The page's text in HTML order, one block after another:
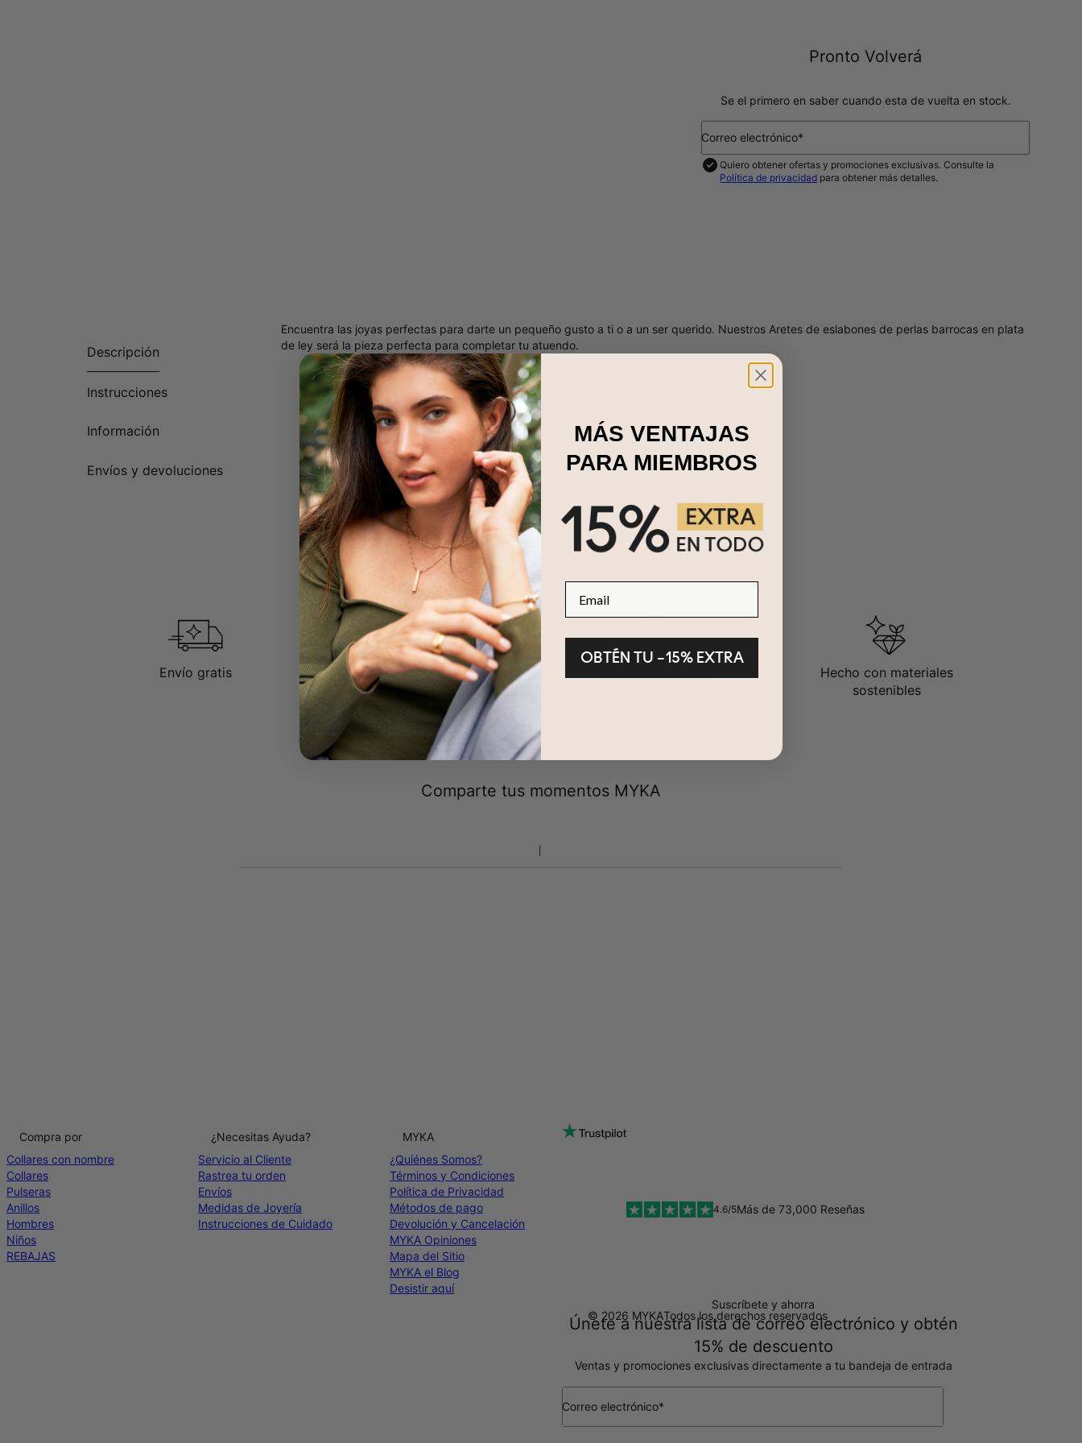
Pronto Volverá
Se el primero en saber cuando esta de vuelta en stock.
Correo electrónico*
Quiero obtener ofertas y promociones exclusivas. Consulte la
Política de privacidad para obtener más detalles.
Descripción
Instrucciones
Información
Envíos y devoluciones
Encuentra las joyas perfectas para darte un pequeño gusto a ti o a un ser querido. Nuestros Aretes de eslabones de perlas barrocas en plata
de ley será la pieza perfecta para completar tu atuendo.
Envío gratis Devoluciones en 100 días
Hecho con materiales
sostenibles
Comparte tus momentos MYKA
Suscríbete y ahorra
Únete a nuestra lista de correo electrónico y obtén
15% de descuento
Ventas y promociones exclusivas directamente a tu bandeja de entrada
Correo electrónico*
Compra por
Collares con nombre
Collares
Pulseras
Anillos
Hombres
Niños
REBAJAS
¿Necesitas Ayuda?
Servicio al Cliente
Rastrea tu orden
Envíos
Medidas de Joyería
Instrucciones de Cuidado
MYKA
¿Quiénes Somos?
Términos y Condiciones
Política de Privacidad
Métodos de pago
Devolución y Cancelación
MYKA Opiniones
Mapa del Sitio
MYKA el Blog
Desistir aquí
4.6/5Más de 73,000 Reseñas
© 2026 MYKATodos los derechos reservados
MÁS VENTAJAS
PARA MIEMBROS
OBTÉN TU –15% EXTRA